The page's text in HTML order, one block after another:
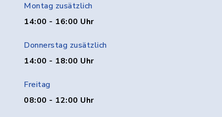
Montag zusätzlich
14:00 - 16:00 Uhr
Donnerstag zusätzlich
14:00 - 18:00 Uhr
Freitag
08:00 - 12:00 Uhr